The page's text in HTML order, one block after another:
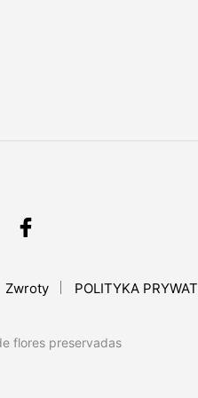
Zwroty POLITYKA
flores preservadas